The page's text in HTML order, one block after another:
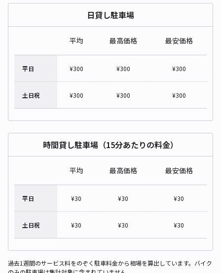
日貸し駐車場
平均 最高価格 最安価格
平日 ¥300 ¥300 ¥300
土日祝 ¥300 ¥300 ¥300
時間貸し駐車場（15分あたりの料金）
平均 最高価格 最安価格
平日 ¥30 ¥30 ¥30
土日祝 ¥30 ¥30 ¥30
過去1週間のサービス料をのぞく駐車料金から相場を算出しています。バイク